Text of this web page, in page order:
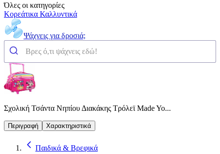
Όλες οι κατηγορίες
Κορεάτικα Καλλυντικά
Ψάχνεις για δροσιά;
Σχολική Τσάντα Νηπίου Διακάκης Τρόλεϊ Made Yo...
Περιγραφή Χαρακτηριστικά
Παιδικά & Βρεφικά